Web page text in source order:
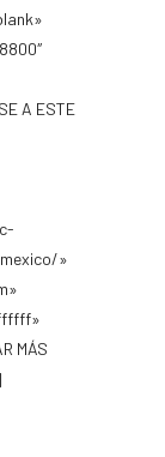
A ESTE
»
MÁS